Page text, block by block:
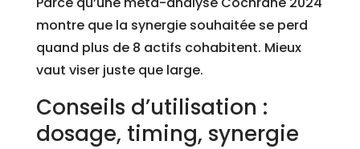
montre que la synergie souhaitée se perd
quand plus de 8 actifs cohabitent. Mieux
vaut viser juste que large.
Conseils d’utilisation :
dosage, timing, synergie